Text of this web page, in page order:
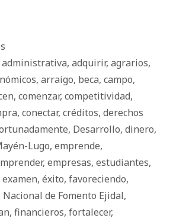
administrativa, adquirir, agrarios,
, arraigo, beca, campo,
, comenzar, competitividad,
, conectar, créditos, derechos
, Desarrollo, dinero,
Lugo, emprende,
, empresas, estudiantes,
examen, éxito, favoreciendo,
Nacional de Fomento Ejidal,
, financieros, fortalecer,